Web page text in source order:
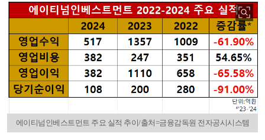
에이티넘인베스트먼트 주요 실적 추이/출처=금융감독원 전자공시시스템